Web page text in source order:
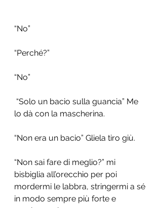
“No”
“Perché?”
“No”
lo dà con la mascherina.
“Non era un bacio” Gliela tiro giù.
“Non sai fare di meglio?” mi
bisbiglia all’orecchio per poi
mordermi le labbra, stringermi a sé
in modo sempre più forte e